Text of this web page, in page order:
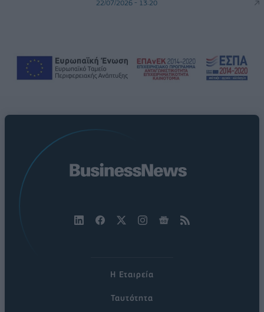
22/07/2026 - 13:20
Η Εταιρεία
Ταυτότητα